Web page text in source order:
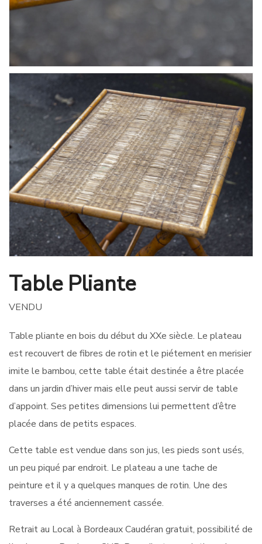
Table Pliante
VENDU
Table pliante en bois du début du XXe siècle. Le plateau
est recouvert de fibres de rotin et le piétement en merisier
imite le bambou, cette table était destinée a être placée
dans un jardin d’hiver mais elle peut aussi servir de table
d’appoint. Ses petites dimensions lui permettent d’être
placée dans de petits espaces.
Cette table est vendue dans son jus, les pieds sont usés,
un peu piqué par endroit. Le plateau a une tache de
peinture et il y a quelques manques de rotin. Une des
traverses a été anciennement cassée.
Retrait au Local à Bordeaux Caudéran gratuit, possibilité de